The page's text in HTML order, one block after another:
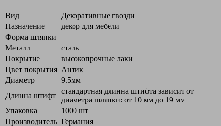
Вид
Декоративные гвозди
Назначение
декор для мебели
Форма шляпки
Металл
сталь
Покрытие
высокопрочные лаки
Цвет покрытия Антик
Диаметр
9.5мм
Длинна штифт
стандартная длинна штифта зависит от
диаметра шляпки: от 10 мм до 19 мм
Упаковка
1000 шт
Производитель Германия